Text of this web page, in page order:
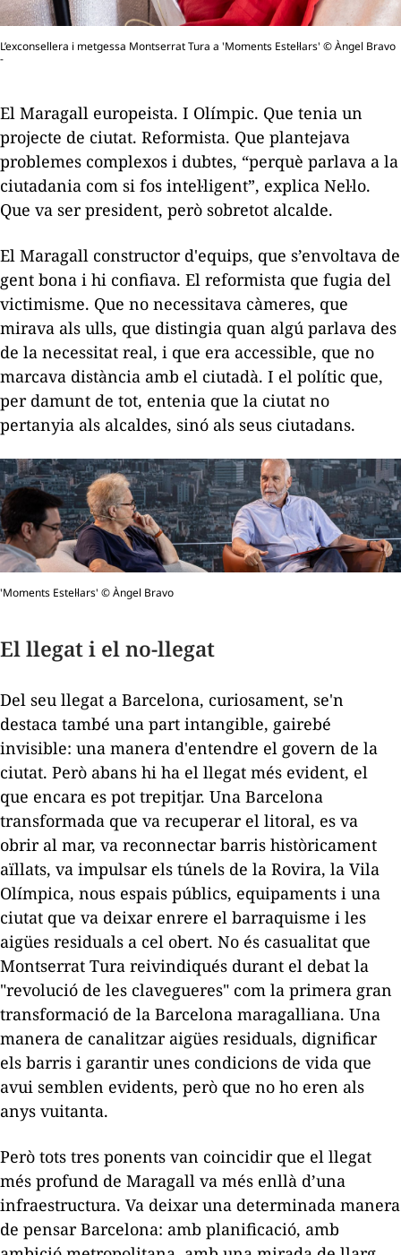
L’exconsellera i metgessa Montserrat Tura a 'Moments Estel·lars' © Àngel Bravo
-
El Maragall europeista. I Olímpic. Que tenia un
projecte de ciutat. Reformista. Que plantejava
problemes complexos i dubtes, “perquè parlava a la
ciutadania com si fos intel·ligent”, explica Nel·lo.
Que va ser president, però sobretot alcalde.
El Maragall constructor d'equips, que s’envoltava de
gent bona i hi confiava. El reformista que fugia del
victimisme. Que no necessitava càmeres, que
mirava als ulls, que distingia quan algú parlava des
de la necessitat real, i que era accessible, que no
marcava distància amb el ciutadà. I el polític que,
per damunt de tot, entenia que la ciutat no
pertanyia als alcaldes, sinó als seus ciutadans.
'Moments Estel·lars' © Àngel Bravo
El llegat i el no-llegat
Del seu llegat a Barcelona, curiosament, se'n
destaca també una part intangible, gairebé
invisible: una manera d'entendre el govern de la
ciutat. Però abans hi ha el llegat més evident, el
que encara es pot trepitjar. Una Barcelona
transformada que va recuperar el litoral, es va
obrir al mar, va reconnectar barris històricament
aïllats, va impulsar els túnels de la Rovira, la Vila
Olímpica, nous espais públics, equipaments i una
ciutat que va deixar enrere el barraquisme i les
aigües residuals a cel obert. No és casualitat que
Montserrat Tura reivindiqués durant el debat la
"revolució de les clavegueres" com la primera gran
transformació de la Barcelona maragalliana. Una
manera de canalitzar aigües residuals, dignificar
els barris i garantir unes condicions de vida que
avui semblen evidents, però que no ho eren als
anys vuitanta.
Però tots tres ponents van coincidir que el llegat
més profund de Maragall va més enllà d’una
infraestructura. Va deixar una determinada manera
de pensar Barcelona: amb planificació, amb